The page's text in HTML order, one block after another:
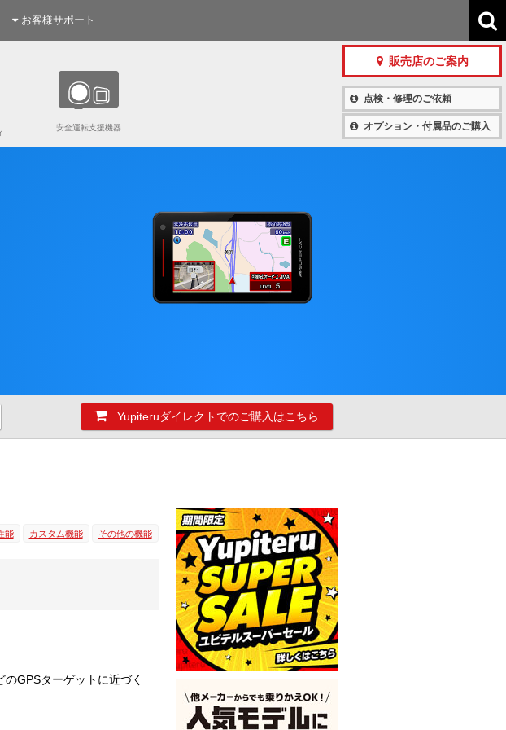
お客様サポート
販売店のご案内
点検・修理のご依頼
オプション・付属品のご購入
安全運転支援機器
Yupiteruダイレクトでのご購入はこちら
能 カスタム機能 その他の機能
GPSターゲットに近づく